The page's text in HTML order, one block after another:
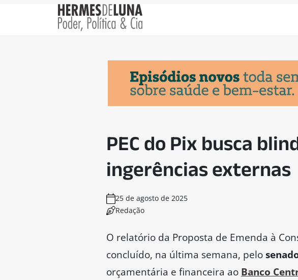
PEC do Pix busca
ingerências externas
25 de agosto de 2025
Redação
O relatório da Proposta de Emenda à
concluído, na última semana, pelo
orçamentária e financeira ao Banco